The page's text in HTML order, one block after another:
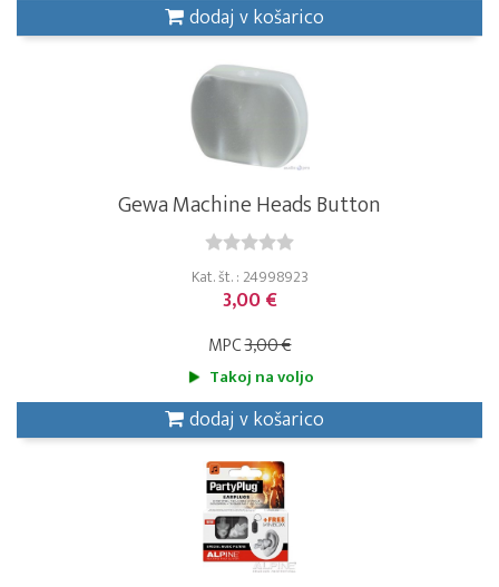
dodaj v košarico
Gewa Machine Heads Button
Kat. št. : 24998923
3,00 €
MPC3,00 €
Takoj na voljo
dodaj v košarico